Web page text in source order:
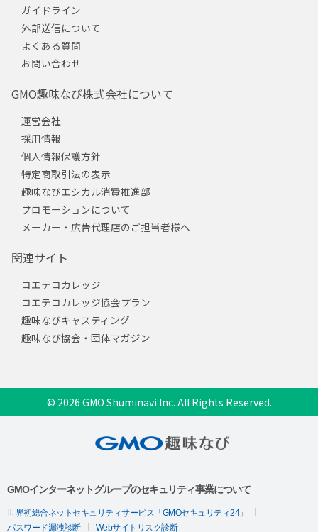
ガイドライン
外部送信について
よくある質問
お問い合わせ
GMO趣味なび株式会社について
運営会社
採用情報
個人情報保護方針
特定商取引法の表示
趣味なびエシカル消費推進部
プロモーションについて
メーカー・広告代理店のご担当者様へ
関連サイト
コエテコカレッジ
コエテコカレッジ協会プラン
趣味なびキャスティング
趣味なび協会・団体マガジン
© 2026 GMO Shuminavi Inc. All Rights Reserved.